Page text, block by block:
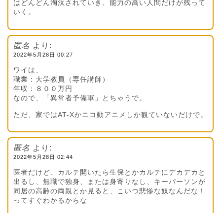
はどんどん淘汰されていき、能力の高い人間だけが残って
いく。
匿名 より:
2022年5月28日 00:27
ワイは、
職業：大学教員（専任講師）
年収：８００万円
なので、「異常者予備軍」とちゃうで。
ただ、家ではAT-Xかニコ動アニメしか観ていないだけで。
匿名 より:
2022年5月28日 02:44
医者だけど、カルテ開いたら生保とかカルテにデカデカと
出るし、無職で独身、または身寄りなし、キーパーソンが
同居の高齢の両親とか見ると、こいつ悲惨な奴なんだな！
ってすぐわかるからな